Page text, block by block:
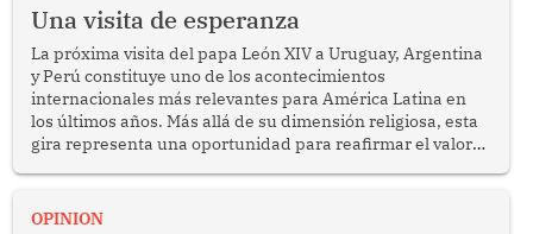
Una visita de esperanza
La próxima visita del papa León XIV a Uruguay, Argentina
y Perú constituye uno de los acontecimientos
internacionales más relevantes para América Latina en
los últimos años. Más allá de su dimensión religiosa, esta
gira representa una oportunidad para reafirmar el valor
enfrenta desafíos en materia de desarrollo, cohesión
OPINION